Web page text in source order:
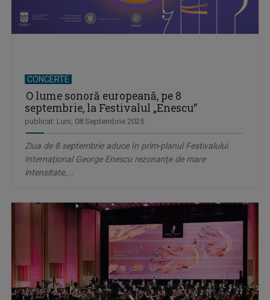
CONCERTE
O lume sonoră europeană, pe 8
septembrie, la Festivalul „Enescu”
publicat: Luni, 08 Septembrie 2025
Ziua de 8 septembrie aduce în prim-planul Festivalului
Internațional George Enescu rezonanțe de mare
intensitate,...